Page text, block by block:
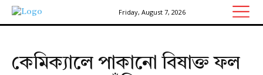
Friday, August 7, 2026
কেমিক্যালে পাকানো বিষাক্ত ফল